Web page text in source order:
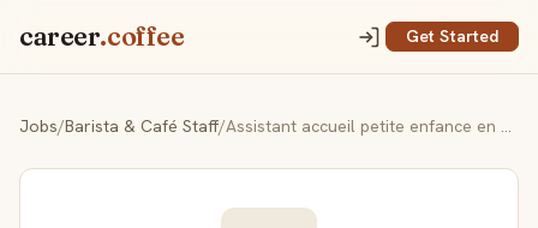
career.coffee Get Started
Jobs/Barista & Café Staff/ Assistant accueil petite enfance en EAJE h/f